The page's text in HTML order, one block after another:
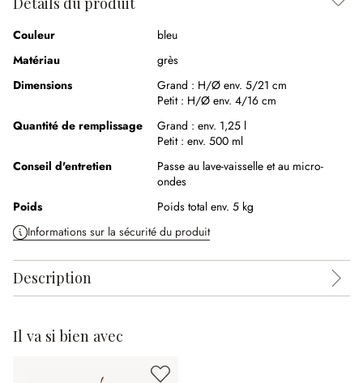
Couleur
bleu
Matériau
grès
Dimensions
Grand : H/Ø env. 5/21 cm
Petit : H/Ø env. 4/16 cm
Quantité de remplissage
Grand : env. 1,25 l
Petit : env. 500 ml
Conseil d'entretien
Passe au lave-vaisselle et au micro-
ondes
Poids
Poids total env. 5 kg
Informations sur la sécurité du produit
Description
Il va si bien avec